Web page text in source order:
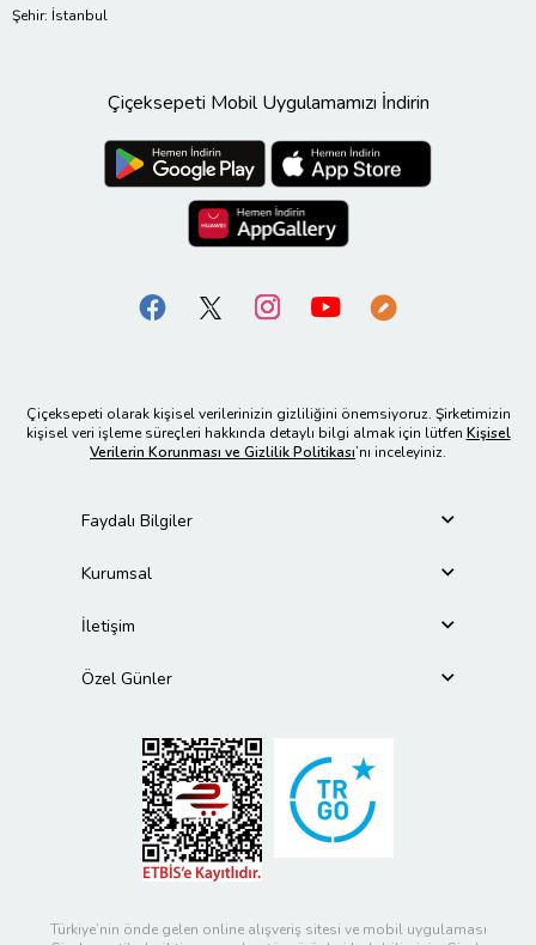
Şehir: İstanbul
Çiçeksepeti Mobil Uygulamamızı İndirin
Çiçeksepeti olarak kişisel verilerinizin gizliliğini önemsiyoruz. Şirketimizin
kişisel veri işleme süreçleri hakkında detaylı bilgi almak için lütfen Kişisel
Verilerin Korunması ve Gizlilik Politikası’nı inceleyiniz.
Faydalı Bilgiler
Kurumsal
İletişim
Özel Günler
Türkiye’nin önde gelen online alışveriş sitesi ve mobil uygulaması